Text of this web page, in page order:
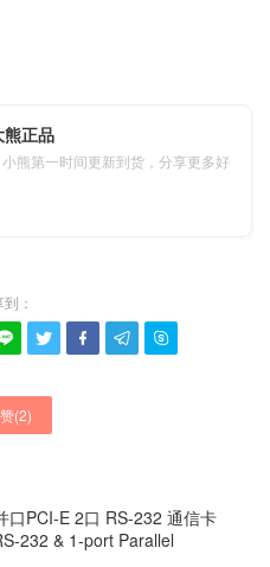
正品
熊第一时间更新到货，分享更多好
：
   
赞(2)
口PCI-E 2口 RS-232 通信卡
232 & 1-port Parallel